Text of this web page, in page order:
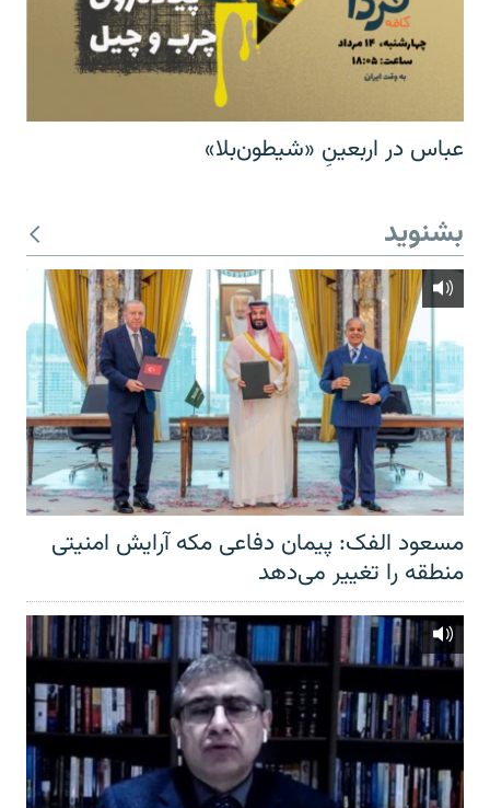
عباس در اربعینِ «شیطون‌بلا»
بشنوید
مسعود الفک: پیمان دفاعی مکه آرایش امنیتی
منطقه را تغییر می‌دهد